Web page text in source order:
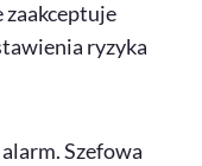
zaakceptuje
ryzyka
Szefowa